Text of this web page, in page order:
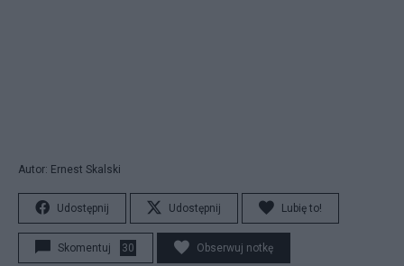
Autor: Ernest Skalski
Udostępnij Udostępnij Lubię to!
Skomentuj 30 Obserwuj notkę